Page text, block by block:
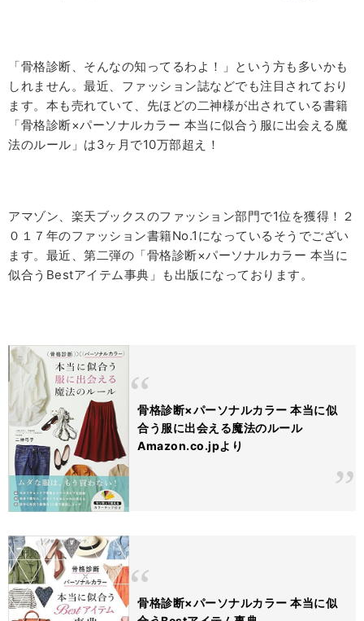
「骨格診断、そんなの知ってるわよ！」という方も多いかも
しれません。最近、ファッション誌などでも注目されており
ます。本も売れていて、先ほどの二神様が出されている書籍
「骨格診断×パーソナルカラー 本当に似合う服に出会える魔
法のルール」は3ヶ月で10万部超え！
アマゾン、楽天ブックスのファッション部門で1位を獲得！２
０１７年のファッション書籍No.1 になっているそうでござい
ます。最近、第二弾の「骨格診断×パーソナルカラー 本当に
似合う Bestアイテム事典」も出版になっております。
骨格診断×パーソナルカラー 本当に似
合う服に出会える魔法のルール
Amazon.co.jpより
骨格診断×パーソナルカラー 本当に似